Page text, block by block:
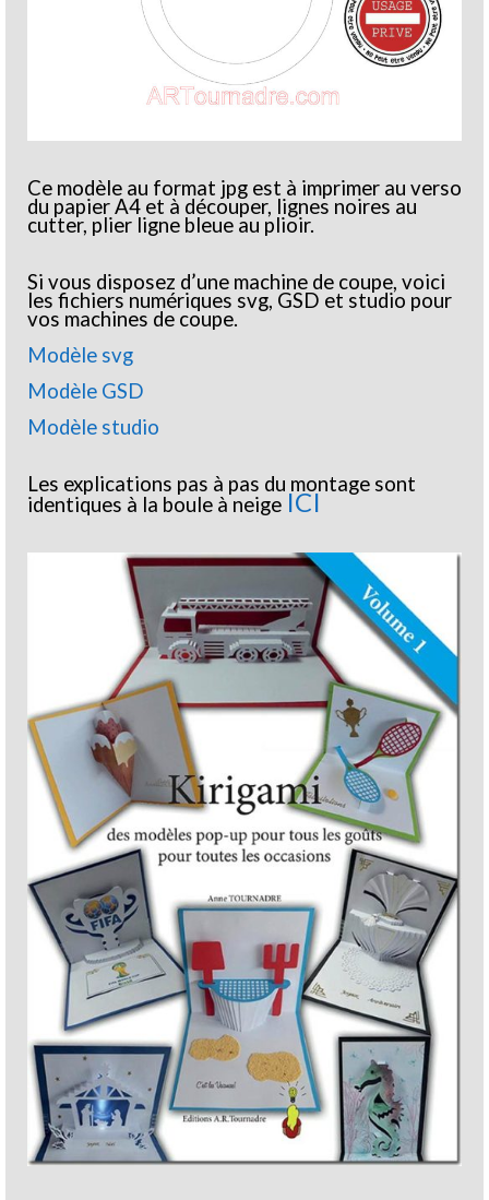
Ce modèle au format jpg est à imprimer au verso
du papier A4 et à découper, lignes noires au
cutter, plier ligne bleue au plioir.
Si vous disposez d’une machine de coupe, voici
les fichiers numériques svg, GSD et studio pour
vos machines de coupe.
Modèle svg
Modèle GSD
Modèle studio
Les explications pas à pas du montage sont
identiques à la boule à neige ICI